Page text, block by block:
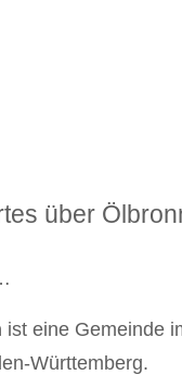
über
ist eine Gemeinde
Württemberg.